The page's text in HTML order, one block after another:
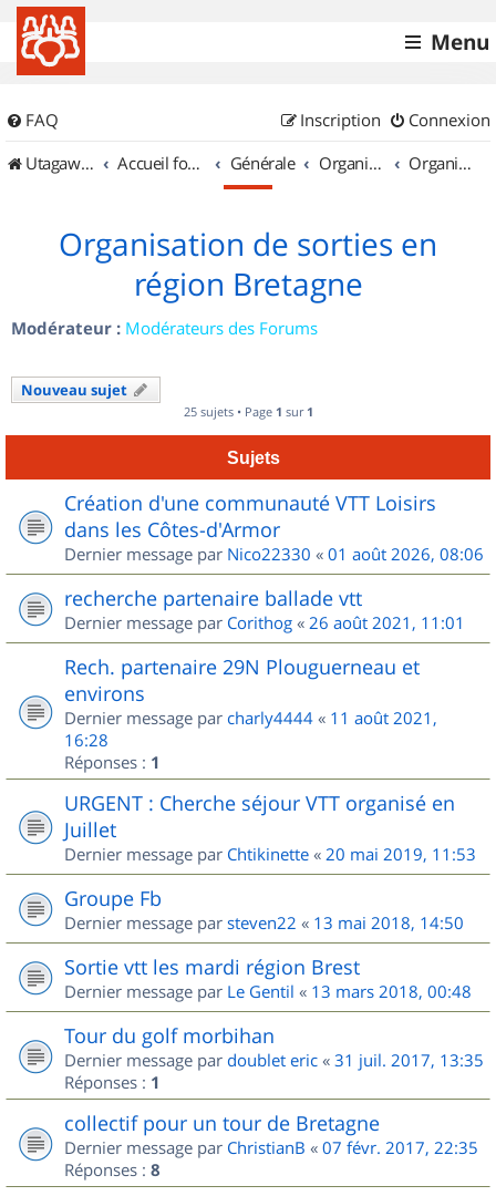
Menu
FAQ Connexion
Inscription
UtagawaVTT (Randos VTT et VTTAE avec traces GPS)
Accueil forum Générale Organisation de sorties & Recherche de partenaires Organisation de sorties en région Bretagne
Organisation de sorties en
région Bretagne
Modérateur : Modérateurs des Forums
Nouveau sujet
25 sujets • Page 1 sur 1
Sujets
Création d'une communauté VTT Loisirs
dans les Côtes-d'Armor
Dernier message par Nico22330 « 01 août 2026, 08:06
recherche partenaire ballade vtt
Dernier message par Corithog « 26 août 2021, 11:01
Rech. partenaire 29N Plouguerneau et
environs
Dernier message par charly4444 « 11 août 2021,
16:28
Réponses : 1
URGENT : Cherche séjour VTT organisé en
Juillet
Dernier message par Chtikinette « 20 mai 2019, 11:53
Groupe Fb
Dernier message par steven22 « 13 mai 2018, 14:50
Sortie vtt les mardi région Brest
Dernier message par Le Gentil « 13 mars 2018, 00:48
Tour du golf morbihan
Dernier message par doublet eric « 31 juil. 2017, 13:35
Réponses : 1
collectif pour un tour de Bretagne
Dernier message par ChristianB « 07 févr. 2017, 22:35
Réponses : 8